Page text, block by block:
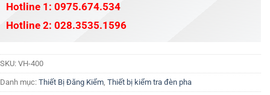
Hotline 1: 0975.674.534
Hotline 2: 028.3535.1596
SKU: VH-400
Danh mục: Thiết Bị Đăng Kiểm, Thiết bị kiểm tra đèn pha